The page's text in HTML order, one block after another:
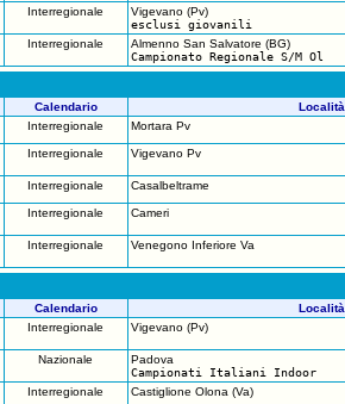
Interregionale
Vigevano (Pv)
esclusi giovanili
Interregionale
Almenno San Salvatore (BG)
Campionato Regionale S/M Ol
Calendario Località
Interregionale Mortara Pv
Interregionale Vigevano Pv
Interregionale Casalbeltrame
Interregionale Cameri
Interregionale Venegono Inferiore Va
Calendario Località
Interregionale Vigevano (Pv)
Nazionale
Padova
Campionati Italiani Indoor
Interregionale Castiglione Olona (Va)